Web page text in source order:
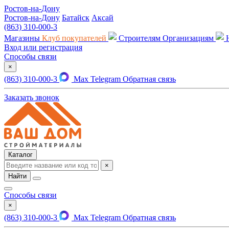
Ростов-на-Дону
Ростов-на-Дону Батайск Аксай
(863) 310-000-3
Магазины Клуб покупателей Строителям Организациям
Вход или регистрация
Способы связи
×
(863) 310-000-3 Max Telegram Обратная связь
Заказать звонок
Каталог
×
Найти
Способы связи
×
(863) 310-000-3 Max Telegram Обратная связь